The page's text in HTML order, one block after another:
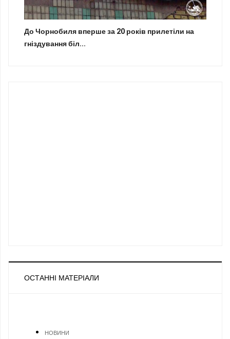
До Чорнобиля вперше за 20 років прилетіли на
гніздування біл...
ОСТАННІ МАТЕРІАЛИ
НОВИНИ